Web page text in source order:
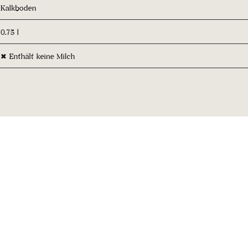
Kalkboden
0.75 l
✖ Enthält keine Milch